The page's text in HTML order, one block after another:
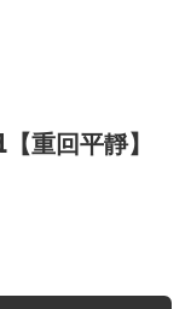
重回平靜】